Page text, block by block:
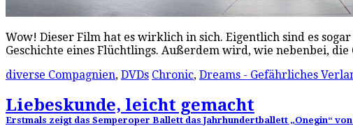
Wow! Dieser Film hat es wirklich in sich. Eigentlich sind es
Geschichte eines Flüchtlings. Außerdem wird, wie nebenbei,
diverse Compagnien, DVDs Chronic, Dreams - Gefährliches
Liebeskunde, leicht gemacht
Erstmals zeigt das Semperoper Ballett das Jahrhundertballett „Onegin“ von